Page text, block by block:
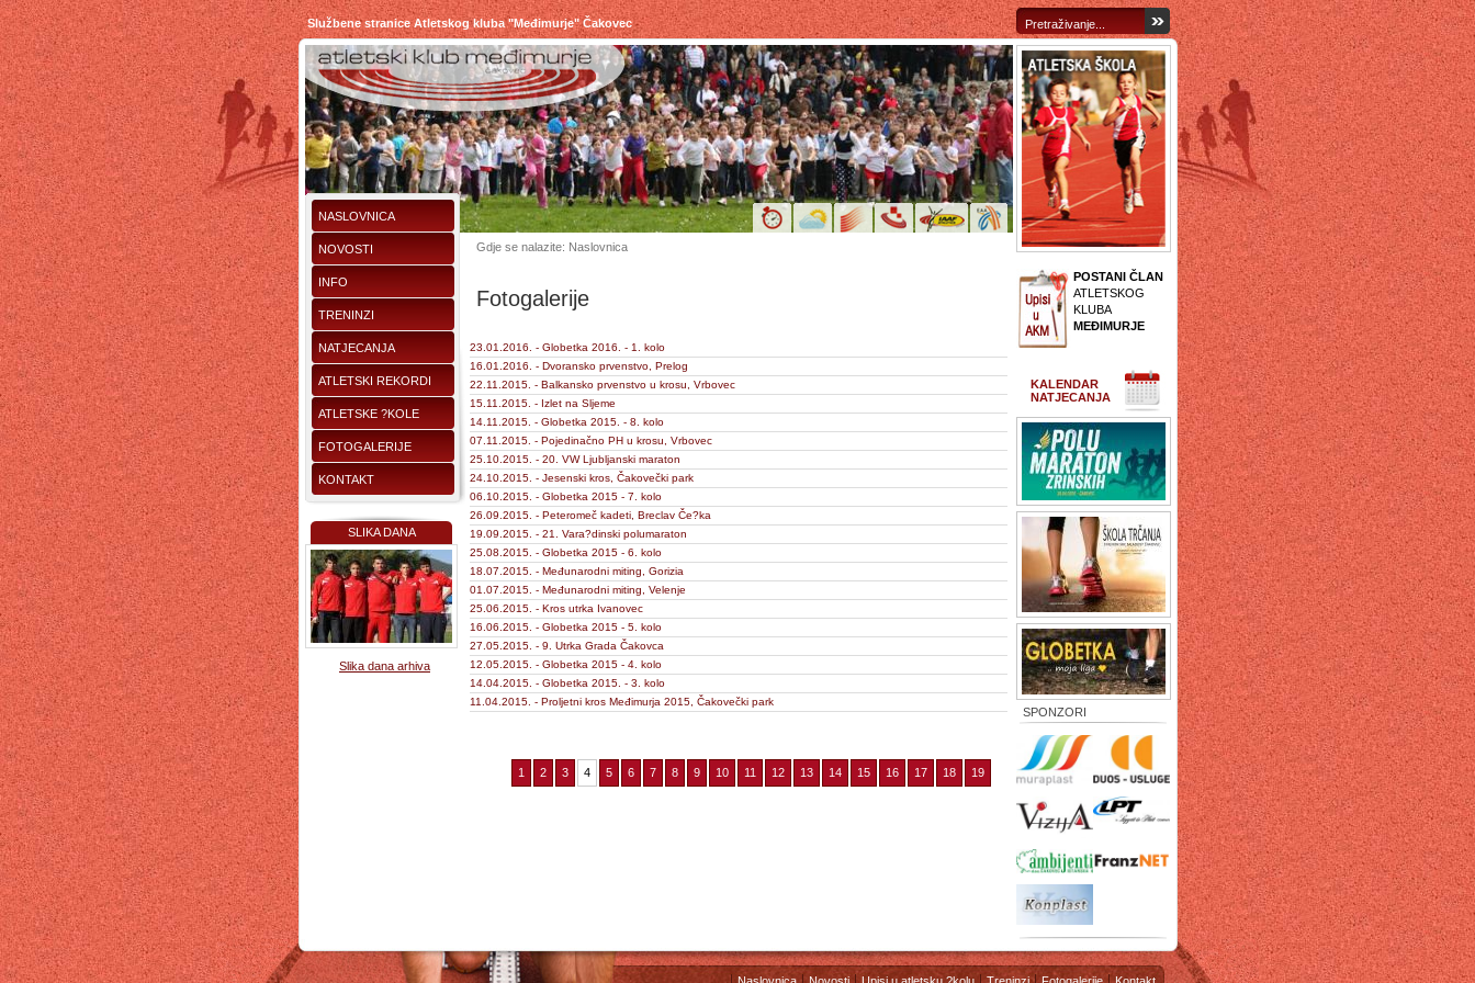
Službene stranice Atletskog kluba "Međimurje" Čakovec
POSTANI ČLAN
ATLETSKOG
KLUBA
MEĐIMURJE
KALENDAR
NATJECANJA
SPONZORI
NASLOVNICA
NOVOSTI
INFO
TRENINZI
NATJECANJA
ATLETSKI REKORDI
ATLETSKE ?KOLE
FOTOGALERIJE
KONTAKT
SLIKA DANA
Slika dana arhiva
Gdje se nalazite: Naslovnica
Fotogalerije
23.01.2016. - Globetka 2016. - 1. kolo
16.01.2016. - Dvoransko prvenstvo, Prelog
22.11.2015. - Balkansko prvenstvo u krosu, Vrbovec
15.11.2015. - Izlet na Sljeme
14.11.2015. - Globetka 2015. - 8. kolo
07.11.2015. - Pojedinačno PH u krosu, Vrbovec
25.10.2015. - 20. VW Ljubljanski maraton
24.10.2015. - Jesenski kros, Čakovečki park
06.10.2015. - Globetka 2015 - 7. kolo
26.09.2015. - Peteromeč kadeti, Breclav Če?ka
19.09.2015. - 21. Vara?dinski polumaraton
25.08.2015. - Globetka 2015 - 6. kolo
18.07.2015. - Međunarodni miting, Gorizia
01.07.2015. - Međunarodni miting, Velenje
25.06.2015. - Kros utrka Ivanovec
16.06.2015. - Globetka 2015 - 5. kolo
27.05.2015. - 9. Utrka Grada Čakovca
12.05.2015. - Globetka 2015 - 4. kolo
14.04.2015. - Globetka 2015. - 3. kolo
11.04.2015. - Proljetni kros Međimurja 2015, Čakovečki park
1 2 3 4 5 6 7 8 9 10 11 12 13 14 15 16 17 18 19